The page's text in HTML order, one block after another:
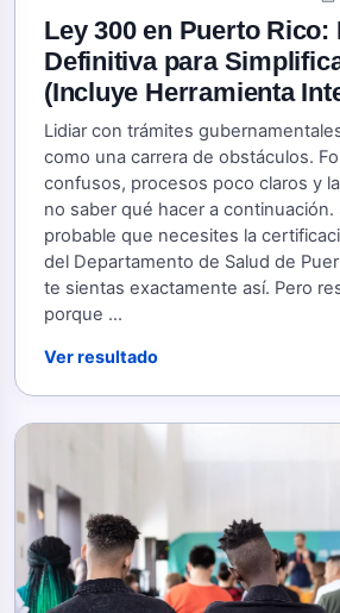
Ley 300 en Puerto Rico:
Definitiva para
(Incluye Herramienta
Lidiar con trámites
como una carrera de obstáculos.
confusos, procesos poco claros y
no saber qué hacer a continuación.
probable que necesites la
del Departamento de Salud de
te sientas exactamente así. Pero
porque ...
Ver resultado